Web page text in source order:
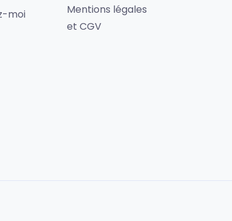
moi
Mentions légales
et CGV